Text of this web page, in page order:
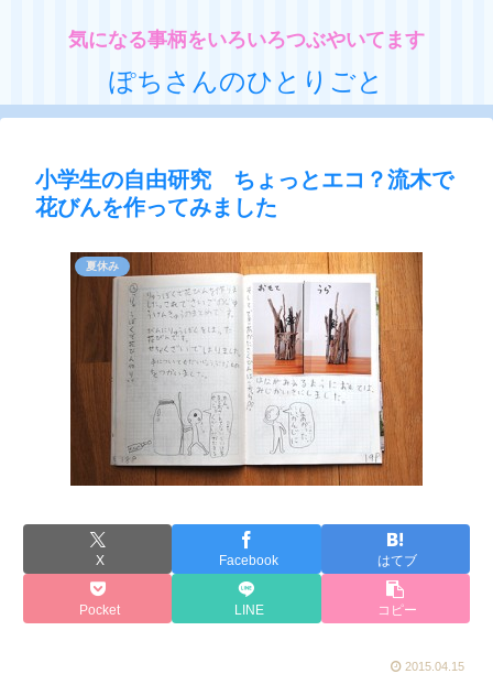
気になる事柄をいろいろつぶやいてます
ぽちさんのひとりごと
小学生の自由研究 ちょっとエコ？流木で
花びんを作ってみました
夏休み
X Facebook はてブ
Pocket LINE コピー
2015.04.15